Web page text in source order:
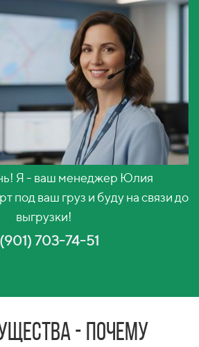
Я - ваш менеджер Юлия
под ваш груз и буду на связи до
выгрузки!
703-74-51
- почему